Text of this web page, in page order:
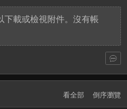
下載或檢視附件。沒有帳
看全部 倒序瀏覽